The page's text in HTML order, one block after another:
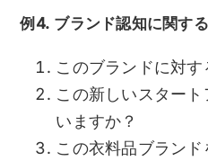
例4. ブランド認知に関す
このブランドに対
この新しいスター
いますか？
この衣料品ブランド